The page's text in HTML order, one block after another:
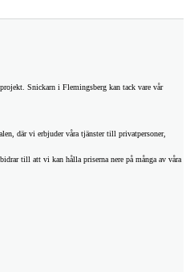
Snickarn i Flemingsberg kan tack vare vår
där vi erbjuder våra tjänster till privatpersoner,
till att vi kan hålla priserna nere på många av våra